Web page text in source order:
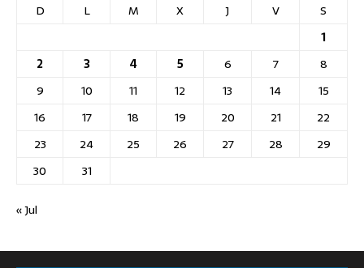
D
L M X J V
S
1
2
3 4 5 6 7
8
9
10 11 12 13 14
15
16
17 18 19 20 21
22
23
24 25 26 27 28
29
30
31
« Jul